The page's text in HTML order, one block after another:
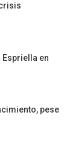
en
pese